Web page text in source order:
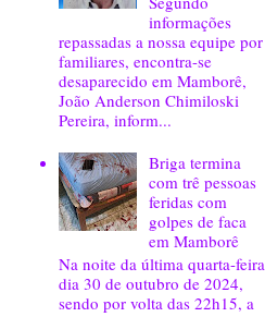
informações
repassadas a nossa equipe por
familiares, encontra-se
desaparecido em Mamborê,
João Anderson Chimiloski
Pereira, inform...
Briga termina
com trê pessoas
feridas com
golpes de faca
em Mamborê
Na noite da última quarta-feira
dia 30 de outubro de 2024,
sendo por volta das 22h15, a